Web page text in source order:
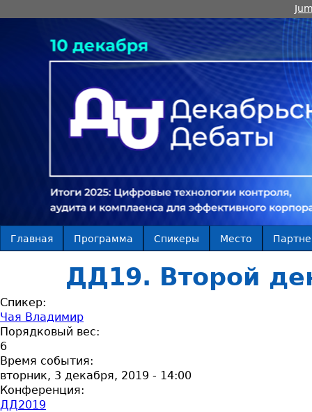
Главная Программа Спикеры Место
ДД19. Второй
Спикер:
Чая Владимир
Порядковый вес:
6
Время события:
вторник, 3 декабря, 2019 - 14:00
Конференция:
ДД2019